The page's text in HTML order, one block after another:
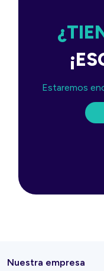
Estaremos
Nuestra empresa